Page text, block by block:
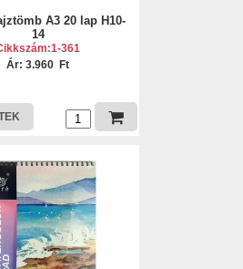
A3 20 lap H10-
14
361
Ár: 3.960 Ft